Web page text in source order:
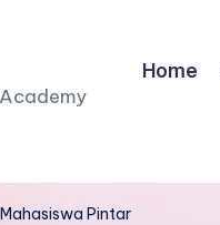
Home
Pintar